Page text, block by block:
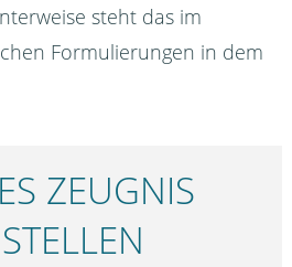
steht das im
Formulierungen in dem
ZEUGNIS